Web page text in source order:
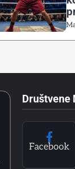
Društvene
Facebook